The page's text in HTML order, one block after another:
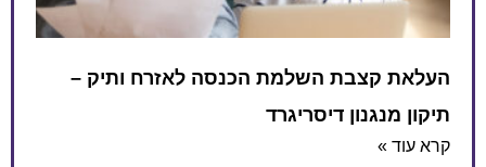
העלאת קצבת השלמת הכנסה לאזרח ותיק –
תיקון מנגנון דיסריגרד
קרא עוד »